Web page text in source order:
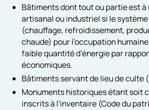
Bâtiments dont tout ou partie est à
artisanal ou industriel si le
(chauffage, refroidissement,
chaude) pour l’occupation
faible quantité d’énergie par
économiques.
Bâtiments servant de lieu de culte
Monuments historiques étant soit
inscrits à l’inventaire (Code du